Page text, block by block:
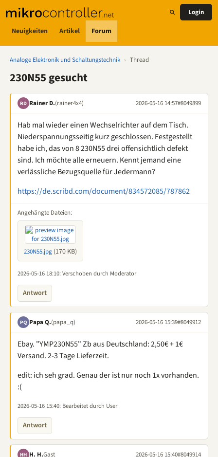
Neuigkeiten Artikel Forum
Login
Analoge Elektronik und Schaltungstechnik › Thread
230N55 gesucht
RD Rainer D.(rainer4x4) 2026-05-16 14:57#8049899
Hab mal wieder einen Wechselrichter auf dem Tisch.
Niederspannungsseitig kurz geschlossen. Festgestellt
habe ich, das von 8 230N55 drei offensichtlich defekt
sind. Ich möchte alle erneuern. Kennt jemand eine
verlässliche Bezugsquelle für Jedermann?
https://de.scribd.com/document/834572085/787862
Angehängte Dateien:
230N55.jpg (170 KB)
2026-05-16 18:10: Verschoben durch Moderator
Antwort
PQ Papa Q.(papa_q) 2026-05-16 15:39#8049912
Ebay. "YMP230N55" Zb aus Deutschland: 2,50€ + 1€
Versand. 2-3 Tage Lieferzeit.
edit: ich seh grad. Genau der ist nur noch 1x vorhanden.
:(
2026-05-16 15:40: Bearbeitet durch User
Antwort
HH H. H.Gast 2026-05-16 15:40#8049914